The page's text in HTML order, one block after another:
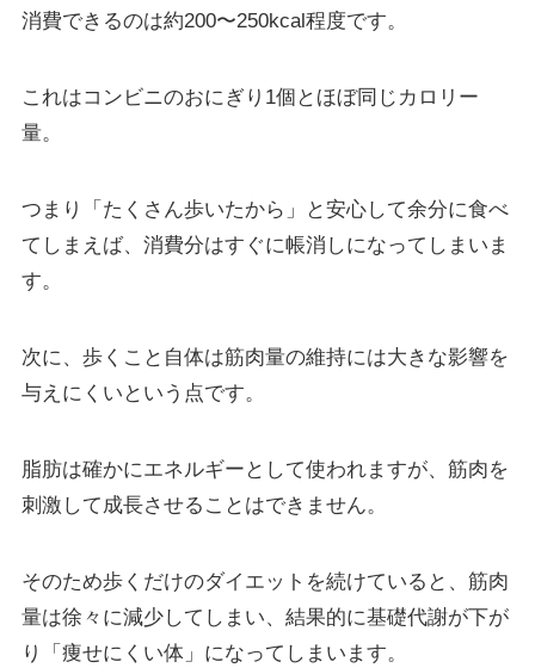
消費できるのは約200〜250kcal程度です。
これはコンビニのおにぎり1個とほぼ同じカロリー
量。
つまり「たくさん歩いたから」と安心して余分に食べ
てしまえば、消費分はすぐに帳消しになってしまいま
す。
次に、歩くこと自体は筋肉量の維持には大きな影響を
与えにくいという点です。
脂肪は確かにエネルギーとして使われますが、筋肉を
刺激して成長させることはできません。
そのため歩くだけのダイエットを続けていると、筋肉
量は徐々に減少してしまい、結果的に基礎代謝が下が
り「痩せにくい体」になってしまいます。